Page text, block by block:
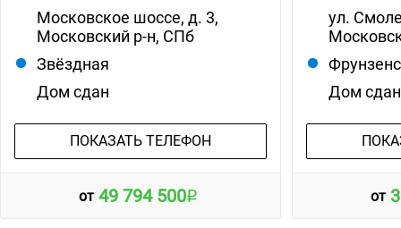
Московское шоссе, д. 3,
Московский р-н, СПб
Звёздная
Дом сдан
ПОКАЗАТЬ ТЕЛЕФОН
от 49 794 500
ул.
Дом сдан
от